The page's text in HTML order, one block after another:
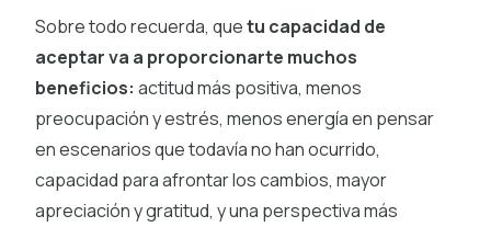
Sobre todo recuerda, quetu capacidad de
aceptar va a proporcionarte muchos
beneficios: actitud más positiva, menos
preocupación y estrés, menos energía en pensar
en escenarios que todavía no han ocurrido,
capacidad para afrontar los cambios, mayor
apreciación y gratitud, y una perspectiva más